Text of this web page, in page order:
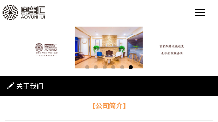
关于我们
【公司简介】